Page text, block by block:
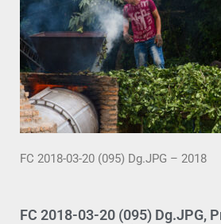
FC 2018-03-20 (095) Dg.JPG – 2018
FC 2018-03-20 (095) Dg.JPG,